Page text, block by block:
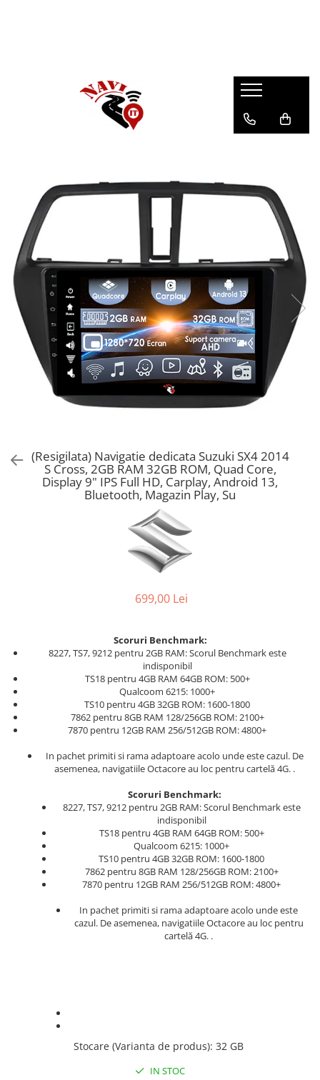
(Resigilata) Navigatie dedicata Suzuki SX4 2014
S Cross, 2GB RAM 32GB ROM, Quad Core,
Display 9" IPS Full HD, Carplay, Android 13,
Bluetooth, Magazin Play, Su
699,00 Lei
Scoruri Benchmark:
8227, TS7, 9212 pentru 2GB RAM: Scorul Benchmark este
indisponibil
TS18 pentru 4GB RAM 64GB ROM: 500+
Qualcoom 6215: 1000+
TS10 pentru 4GB 32GB ROM: 1600-1800
7862 pentru 8GB RAM 128/256GB ROM: 2100+
7870 pentru 12GB RAM 256/512GB ROM: 4800+
In pachet primiti si rama adaptoare acolo unde este cazul. De
asemenea, navigatiile Octacore au loc pentru cartelă 4G. .
Scoruri Benchmark:
8227, TS7, 9212 pentru 2GB RAM: Scorul Benchmark este
indisponibil
TS18 pentru 4GB RAM 64GB ROM: 500+
Qualcoom 6215: 1000+
TS10 pentru 4GB 32GB ROM: 1600-1800
7862 pentru 8GB RAM 128/256GB ROM: 2100+
7870 pentru 12GB RAM 256/512GB ROM: 4800+
In pachet primiti si rama adaptoare acolo unde este
cazul. De asemenea, navigatiile Octacore au loc pentru
cartelă 4G. .
Stocare (Varianta de produs): 32 GB
IN STOC